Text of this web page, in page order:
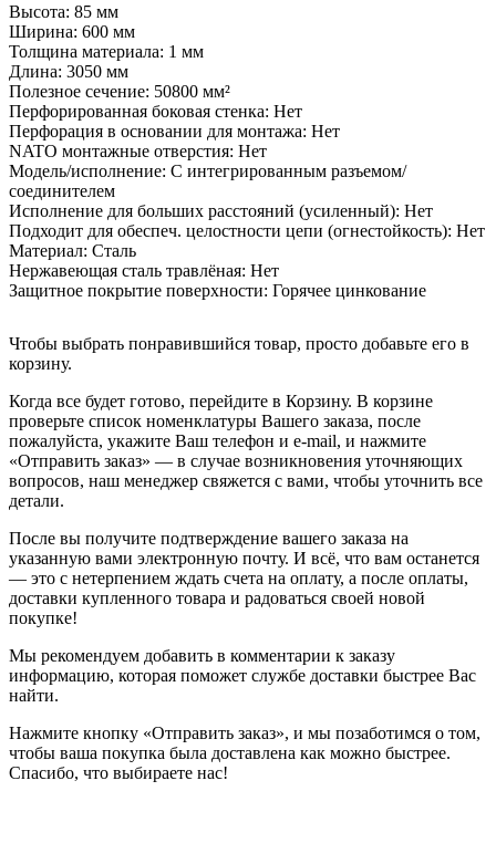
Высота: 85 мм
Ширина: 600 мм
Толщина материала: 1 мм
Длина: 3050 мм
Полезное сечение: 50800 мм²
Перфорированная боковая стенка: Нет
Перфорация в основании для монтажа: Нет
NATO монтажные отверстия: Нет
Модель/исполнение: С интегрированным разъемом/
соединителем
Исполнение для больших расстояний (усиленный): Нет
Подходит для обеспеч. целостности цепи (огнестойкость): Нет
Материал: Сталь
Нержавеющая сталь травлёная: Нет
Защитное покрытие поверхности: Горячее цинкование
Чтобы выбрать понравившийся товар, просто добавьте его в
корзину.
Когда все будет готово, перейдите в Корзину. В корзине
проверьте список номенклатуры Вашего заказа, после
пожалуйста, укажите Ваш телефон и e-mail, и нажмите
«Отправить заказ» — в случае возникновения уточняющих
вопросов, наш менеджер свяжется с вами, чтобы уточнить все
детали.
После вы получите подтверждение вашего заказа на
указанную вами электронную почту. И всё, что вам останется
— это с нетерпением ждать счета на оплату, а после оплаты,
доставки купленного товара и радоваться своей новой
покупке!
Мы рекомендуем добавить в комментарии к заказу
информацию, которая поможет службе доставки быстрее Вас
найти.
Нажмите кнопку «Отправить заказ», и мы позаботимся о том,
чтобы ваша покупка была доставлена как можно быстрее.
Спасибо, что выбираете нас!